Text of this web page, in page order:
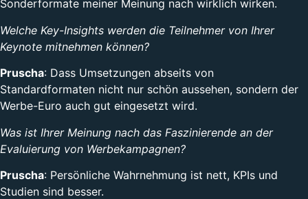
Sonderformate meiner Meinung nach wirklich wirken.
Welche Key-Insights werden die Teilnehmer von Ihrer
Keynote mitnehmen können?
Pruscha: Dass Umsetzungen abseits von
Standardformaten nicht nur schön aussehen, sondern der
Werbe-Euro auch gut eingesetzt wird.
Was ist Ihrer Meinung nach das Faszinierende an der
Evaluierung von Werbekampagnen?
Pruscha: Persönliche Wahrnehmung ist nett, KPIs und
Studien sind besser.